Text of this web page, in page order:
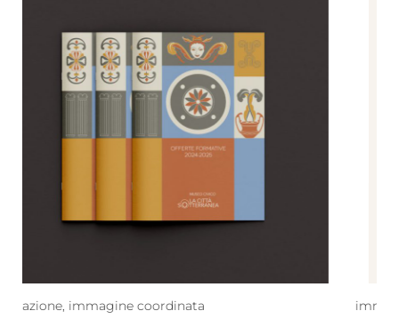
immagine coordinata,organizzazione rassegne